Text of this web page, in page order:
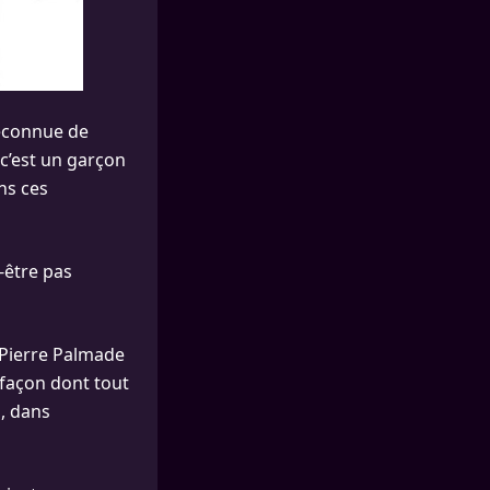
de
un garçon
ces
pas
Palmade
façon dont tout
dans